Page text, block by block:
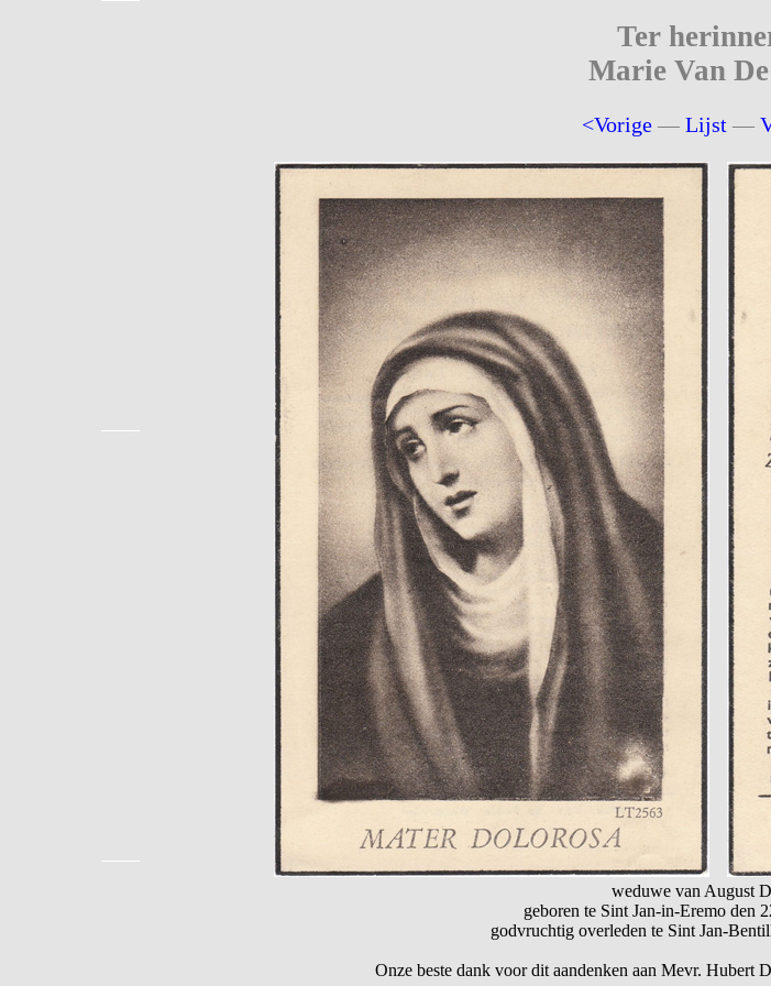
Ter
Marie Van
<Vorige —Lijst —
weduwe van August
geboren te Sint Jan-in-Eremo den
godvruchtig overleden te Sint Jan-
Onze beste dank voor dit aandenken aan Mevr. Hubert